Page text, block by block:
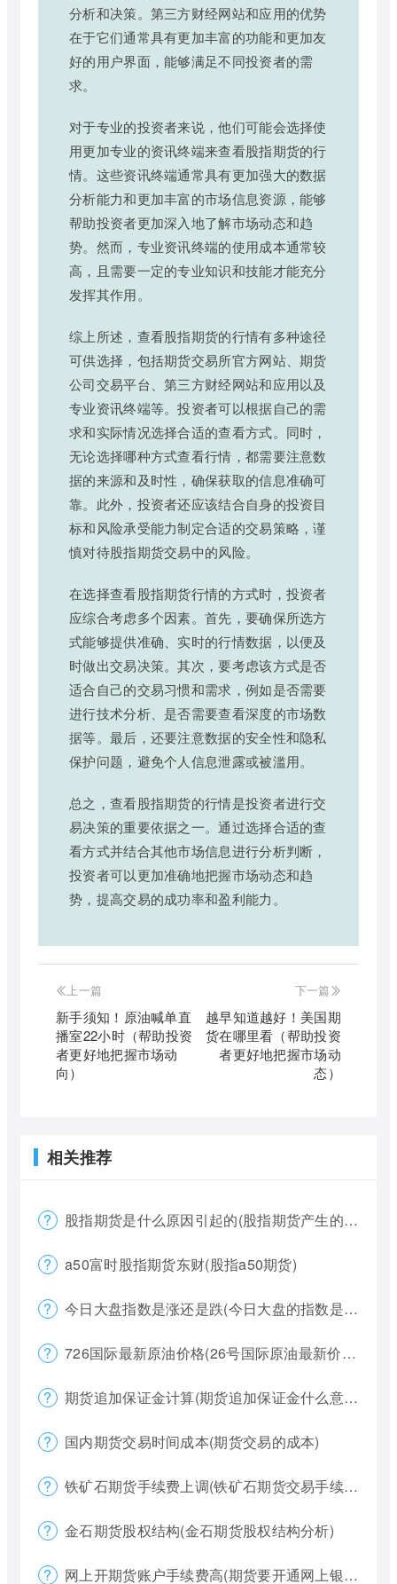
分析和决策。第三方财经网站和应用的优势
在于它们通常具有更加丰富的功能和更加友
好的用户界面，能够满足不同投资者的需
求。
对于专业的投资者来说，他们可能会选择使
用更加专业的资讯终端来查看股指期货的行
情。这些资讯终端通常具有更加强大的数据
分析能力和更加丰富的市场信息资源，能够
帮助投资者更加深入地了解市场动态和趋
势。然而，专业资讯终端的使用成本通常较
高，且需要一定的专业知识和技能才能充分
发挥其作用。
综上所述，查看股指期货的行情有多种途径
可供选择，包括期货交易所官方网站、期货
公司交易平台、第三方财经网站和应用以及
专业资讯终端等。投资者可以根据自己的需
求和实际情况选择合适的查看方式。同时，
无论选择哪种方式查看行情，都需要注意数
据的来源和及时性，确保获取的信息准确可
靠。此外，投资者还应该结合自身的投资目
标和风险承受能力制定合适的交易策略，谨
慎对待股指期货交易中的风险。
在选择查看股指期货行情的方式时，投资者
应综合考虑多个因素。首先，要确保所选方
式能够提供准确、实时的行情数据，以便及
时做出交易决策。其次，要考虑该方式是否
适合自己的交易习惯和需求，例如是否需要
进行技术分析、是否需要查看深度的市场数
据等。最后，还要注意数据的安全性和隐私
保护问题，避免个人信息泄露或被滥用。
总之，查看股指期货的行情是投资者进行交
易决策的重要依据之一。通过选择合适的查
看方式并结合其他市场信息进行分析判断，
投资者可以更加准确地把握市场动态和趋
势，提高交易的成功率和盈利能力。
上一篇
新手须知！原油喊单直
播室22小时（帮助投资
者更好地把握市场动
向）
下一篇
越早知道越好！美国期
货在哪里看（帮助投资
者更好地把握市场动
态）
相关推荐
股指期货是什么原因引起的(股指期货产生的原因)
a50富时股指期货东财(股指a50期货)
今日大盘指数是涨还是跌(今日大盘的指数是多少)
726国际最新原油价格(26号国际原油最新价格)
期货追加保证金计算(期货追加保证金什么意思)
国内期货交易时间成本(期货交易的成本)
铁矿石期货手续费上调(铁矿石期货交易手续费多少)
金石期货股权结构(金石期货股权结构分析)
网上开期货账户手续费高(期货要开通网上银行)